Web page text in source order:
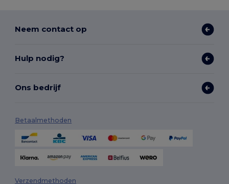
Neem contact op
Hulp nodig?
Ons bedrijf
Betaalmethoden
Verzendmethoden